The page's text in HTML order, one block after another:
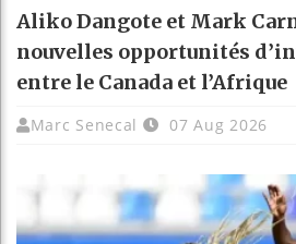
Aliko Dangote et Mark
nouvelles opportunités
entre le Canada et l’Afrique
Marc Senecal 07 Aug 2026